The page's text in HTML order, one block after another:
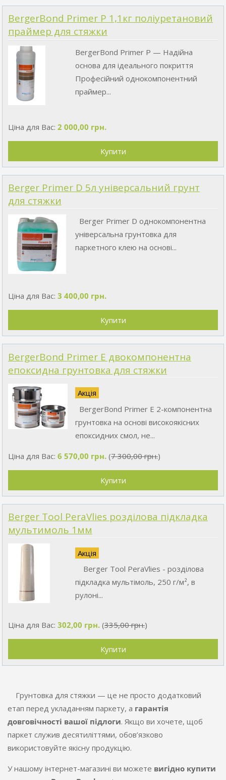
BergerBond Primer P 1,1кг поліуретановий
праймер для стяжки
BergerBond Primer P — Надійна
основа для ідеального покриття
Професійний однокомпонентний
праймер...
Ціна для Вас: 2 000,00 грн.
Berger Primer D 5л універсальний грунт
для стяжки
Berger Primer D однокомпонентна
універсальна грунтовка для
паркетного клею на основі...
Ціна для Вас: 3 400,00 грн.
BergerBond Primer E двокомпонентна
епоксидна грунтовка для стяжки
Акція
BergerBond Primer E 2-компонентна
грунтовка на основі високоякісних
епоксидних смол, не...
Ціна для Вас: 6 570,00 грн.(7 300,00 грн.)
Berger Tool PeraVlies розділова підкладка
мультимоль 1мм
Акція
Berger Tool PeraVlies - розділова
підкладка мультімоль, 250 г/м², в
рулоні...
Ціна для Вас: 302,00 грн.(335,00 грн.)
Грунтовка для стяжки — це не просто додатковий
етап перед укладанням паркету, а гарантія
довговічності вашої підлоги. Якщо ви хочете, щоб
паркет служив десятиліттями, обов’язково
використовуйте якісну продукцію.
У нашому інтернет-магазині ви можете вигідно купити